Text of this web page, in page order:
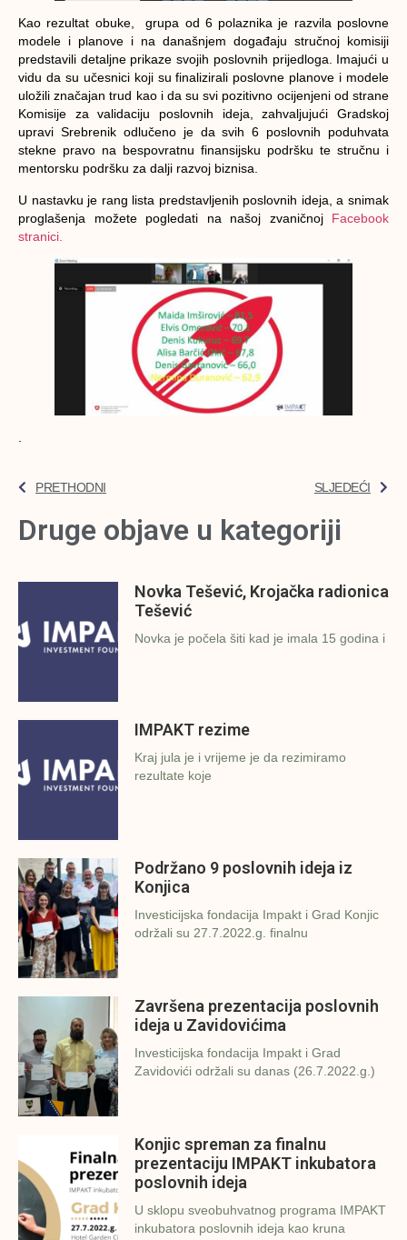
Kao rezultat obuke, grupa od 6 polaznika je razvila poslovne
modele i planove i na današnjem događaju stručnoj komisiji
predstavili detaljne prikaze svojih poslovnih prijedloga. Imajući u
vidu da su učesnici koji su finalizirali poslovne planove i modele
uložili značajan trud kao i da su svi pozitivno ocijenjeni od strane
Komisije za validaciju poslovnih ideja, zahvaljujući Gradskoj
upravi Srebrenik odlučeno je da svih 6 poslovnih poduhvata
stekne pravo na bespovratnu finansijsku podršku te stručnu i
mentorsku podršku za dalji razvoj biznisa.
U nastavku je rang lista predstavljenih poslovnih ideja, a snimak
proglašenja možete pogledati na našoj zvaničnojFacebook
stranici.
.
PRETHODNI SLJEDEĆI
Druge objave u kategoriji
Novka Tešević, Krojačka radionica
Tešević
Novka je počela šiti kad je imala 15 godina i
IMPAKT rezime
Kraj jula je i vrijeme je da rezimiramo
rezultate koje
Podržano 9 poslovnih ideja iz
Konjica
Investicijska fondacija Impakt i Grad Konjic
održali su 27.7.2022.g. finalnu
Završena prezentacija poslovnih
ideja u Zavidovićima
Investicijska fondacija Impakt i Grad
Zavidovići održali su danas (26.7.2022.g.)
Konjic spreman za finalnu
prezentaciju IMPAKT inkubatora
poslovnih ideja
U sklopu sveobuhvatnog programa IMPAKT
inkubatora poslovnih ideja kao kruna